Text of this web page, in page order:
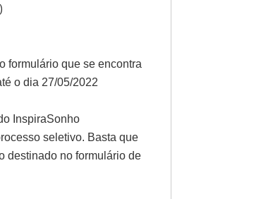
formulário que se encontra
o dia 27/05/2022
InspiraSonho
seletivo. Basta que
destinado no formulário de